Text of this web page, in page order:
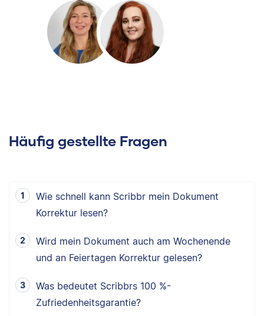
Häufig gestellte Fragen
Wie schnell kann Scribbr mein Dokument
Korrektur lesen?
Wird mein Dokument auch am Wochenende
und an Feiertagen Korrektur gelesen?
Was bedeutet Scribbrs 100 %-
Zufriedenheitsgarantie?